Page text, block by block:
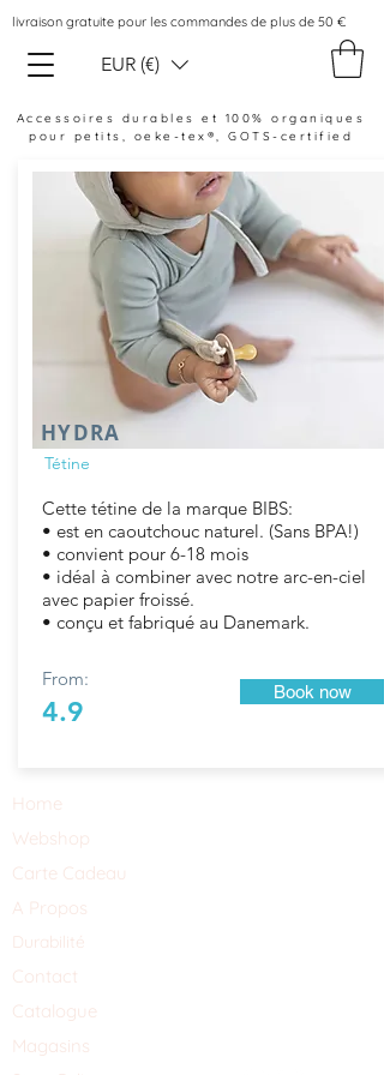
livraison gratuite pour les commandes de plus de 50 €
Accessoires durables et 100% organiques
pour petits, oeke-tex®, GOTS-certified
EUR (€)
HYDRA
Tétine
Cette tétine de la marque BIBS:
• est en caoutchouc naturel. (Sans BPA!)
• convient pour 6-18 mois
• idéal à combiner avec notre arc-en-ciel
avec papier froissé.
• conçu et fabriqué au Danemark.
From:
4.9
Book now
Home
Webshop
Carte Cadeau
A Propos
Durabilité
Contact
Catalogue
Magasins